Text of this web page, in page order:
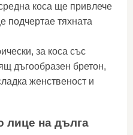
коса ще привлече
подчертае тяхната
за коса със
дъгообразен бретон,
женственост и
лице на дълга